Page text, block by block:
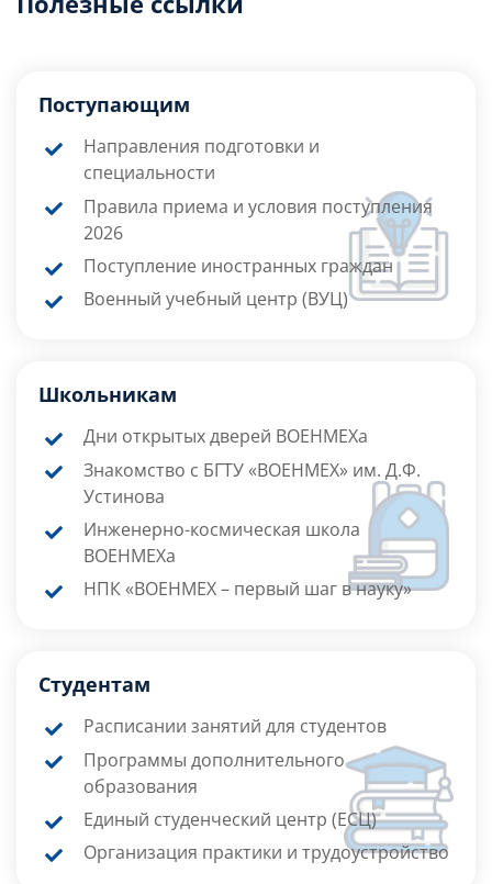
Поступающим
Направления подготовки и
специальности
Правила приема и условия поступления
2026
Поступление иностранных граждан
Военный учебный центр (ВУЦ)
Школьникам
Дни открытых дверей ВОЕНМЕХа
Знакомство с БГТУ «ВОЕНМЕХ» им. Д.Ф.
Устинова
Инженерно-космическая школа
ВОЕНМЕХа
НПК «ВОЕНМЕХ – первый шаг в науку»
Студентам
Расписании занятий для студентов
Программы дополнительного
образования
Единый студенческий центр (ЕСЦ)
Организация практики и трудоустройство